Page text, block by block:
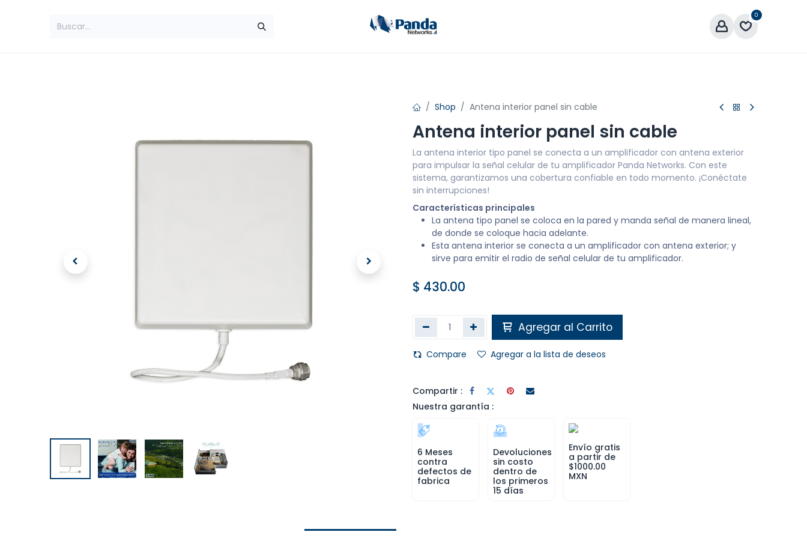
0
Shop Antena interior panel sin cable
Antena interior panel sin cable
La antena interior tipo panel se conecta a un amplificador con antena exterior
para impulsar la señal celular de tu amplificador Panda Networks. Con este
sistema, garantizamos una cobertura confiable en todo momento. ¡Conéctate
sin interrupciones!
Características principales
La antena tipo panel se coloca en la pared y manda señal de manera lineal,
de donde se coloque hacia adelante.
Esta antena interior se conecta a un amplificador con antena exterior; y
sirve para emitir el radio de señal celular de tu amplificador.
$ 430.00
Agregar al Carrito
Compare Agregar a la lista de deseos
Compartir :
Nuestra garantía :
6 Meses
contra
defectos de
fabrica
Devoluciones
sin costo
dentro de
los primeros
15 días
Envío gratis
a partir de
$1000.00
MXN